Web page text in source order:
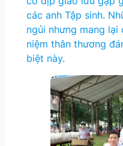
các anh Tập sinh.
ngủi nhưng mang
niệm thân thương
biệt này.